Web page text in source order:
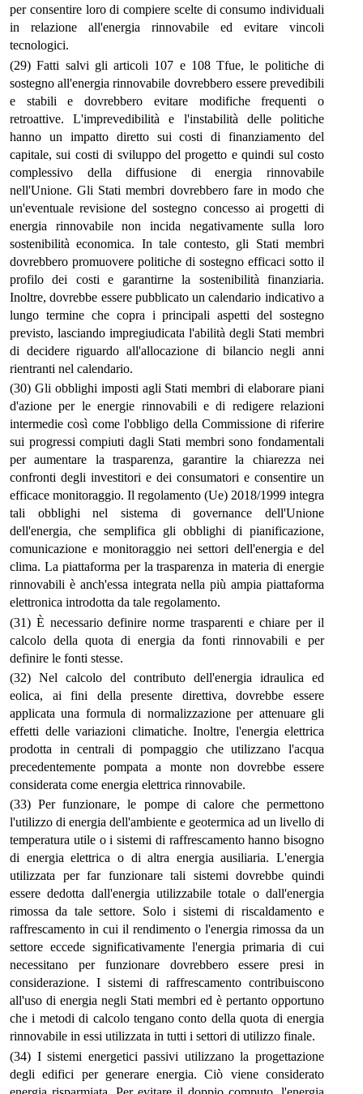
per consentire loro di compiere scelte di consumo individuali
in relazione all'energia rinnovabile ed evitare vincoli
tecnologici.
(29) Fatti salvi gli articoli 107 e 108 Tfue, le politiche di
sostegno all'energia rinnovabile dovrebbero essere prevedibili
e stabili e dovrebbero evitare modifiche frequenti o
retroattive. L'imprevedibilità e l'instabilità delle politiche
hanno un impatto diretto sui costi di finanziamento del
capitale, sui costi di sviluppo del progetto e quindi sul costo
complessivo della diffusione di energia rinnovabile
nell'Unione. Gli Stati membri dovrebbero fare in modo che
un'eventuale revisione del sostegno concesso ai progetti di
energia rinnovabile non incida negativamente sulla loro
sostenibilità economica. In tale contesto, gli Stati membri
dovrebbero promuovere politiche di sostegno efficaci sotto il
profilo dei costi e garantirne la sostenibilità finanziaria.
Inoltre, dovrebbe essere pubblicato un calendario indicativo a
lungo termine che copra i principali aspetti del sostegno
previsto, lasciando impregiudicata l'abilità degli Stati membri
di decidere riguardo all'allocazione di bilancio negli anni
rientranti nel calendario.
(30) Gli obblighi imposti agli Stati membri di elaborare piani
d'azione per le energie rinnovabili e di redigere relazioni
intermedie così come l'obbligo della Commissione di riferire
sui progressi compiuti dagli Stati membri sono fondamentali
per aumentare la trasparenza, garantire la chiarezza nei
confronti degli investitori e dei consumatori e consentire un
efficace monitoraggio. Il regolamento (Ue) 2018/1999 integra
tali obblighi nel sistema di governance dell'Unione
dell'energia, che semplifica gli obblighi di pianificazione,
comunicazione e monitoraggio nei settori dell'energia e del
clima. La piattaforma per la trasparenza in materia di energie
rinnovabili è anch'essa integrata nella più ampia piattaforma
elettronica introdotta da tale regolamento.
(31) È necessario definire norme trasparenti e chiare per il
calcolo della quota di energia da fonti rinnovabili e per
definire le fonti stesse.
(32) Nel calcolo del contributo dell'energia idraulica ed
eolica, ai fini della presente direttiva, dovrebbe essere
applicata una formula di normalizzazione per attenuare gli
effetti delle variazioni climatiche. Inoltre, l'energia elettrica
prodotta in centrali di pompaggio che utilizzano l'acqua
precedentemente pompata a monte non dovrebbe essere
considerata come energia elettrica rinnovabile.
(33) Per funzionare, le pompe di calore che permettono
l'utilizzo di energia dell'ambiente e geotermica ad un livello di
temperatura utile o i sistemi di raffrescamento hanno bisogno
di energia elettrica o di altra energia ausiliaria. L'energia
utilizzata per far funzionare tali sistemi dovrebbe quindi
essere dedotta dall'energia utilizzabile totale o dall'energia
rimossa da tale settore. Solo i sistemi di riscaldamento e
raffrescamento in cui il rendimento o l'energia rimossa da un
settore eccede significativamente l'energia primaria di cui
necessitano per funzionare dovrebbero essere presi in
considerazione. I sistemi di raffrescamento contribuiscono
all'uso di energia negli Stati membri ed è pertanto opportuno
che i metodi di calcolo tengano conto della quota di energia
rinnovabile in essi utilizzata in tutti i settori di utilizzo finale.
(34) I sistemi energetici passivi utilizzano la progettazione
degli edifici per generare energia. Ciò viene considerato